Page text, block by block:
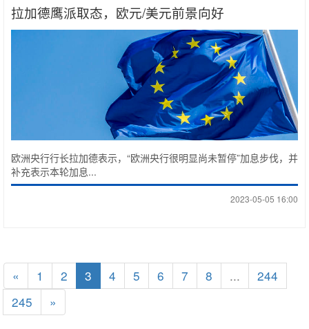
拉加德鹰派取态，欧元/美元前景向好
欧洲央行行长拉加德表示，“欧洲央行很明显尚未暂停”加息步伐，并
补充表示本轮加息...
2023-05-05 16:00
« 1 2 3 4 5 6 7 8 ...
244
245
»